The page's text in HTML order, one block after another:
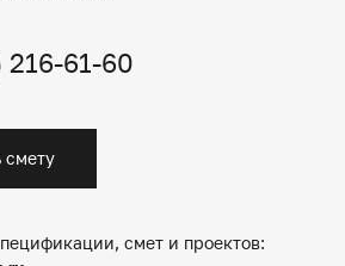
216-61-60
смету
смет и проектов: